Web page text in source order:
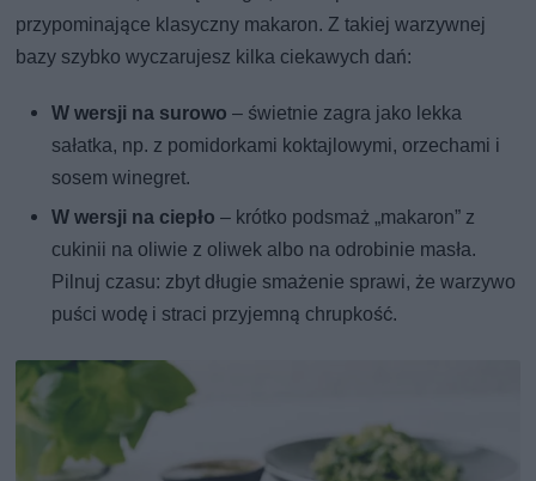
przypominające klasyczny makaron. Z takiej warzywnej
bazy szybko wyczarujesz kilka ciekawych dań:
W wersji na surowo – świetnie zagra jako lekka
sałatka, np. z pomidorkami koktajlowymi, orzechami i
sosem winegret.
W wersji na ciepło – krótko podsmaż „makaron” z
cukinii na oliwie z oliwek albo na odrobinie masła.
Pilnuj czasu: zbyt długie smażenie sprawi, że warzywo
puści wodę i straci przyjemną chrupkość.